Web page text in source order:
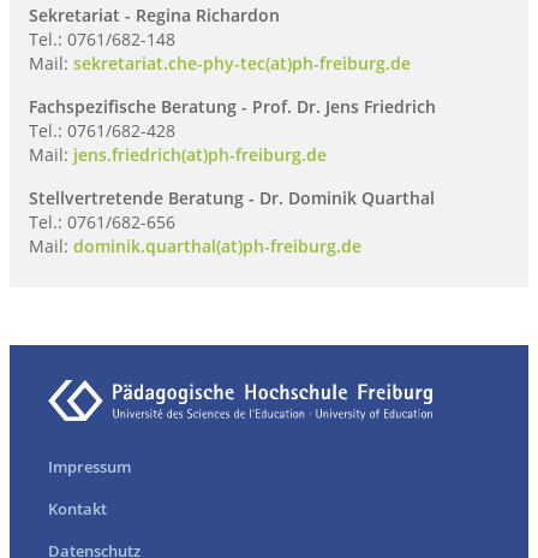
Sekretariat - Regina Richardon
Tel.: 0761/682-148
Mail: sekretariat.che-phy-tec(at)ph-freiburg.de
Fachspezifische Beratung - Prof. Dr. Jens Friedrich
Tel.: 0761/682-428
Mail: jens.friedrich(at)ph-freiburg.de
Stellvertretende Beratung - Dr. Dominik Quarthal
Tel.: 0761/682-656
Mail: dominik.quarthal(at)ph-freiburg.de
Impressum
Kontakt
Datenschutz